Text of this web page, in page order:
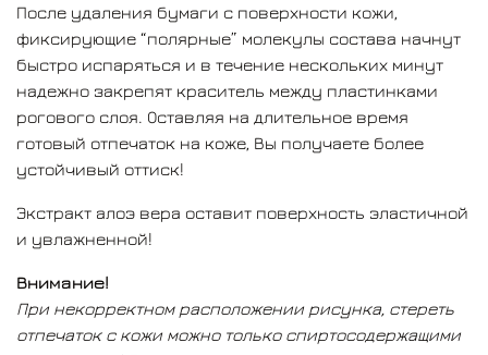
Продукт сертифицирован. Номер декларации о
соответствии:
После удаления бумаги с поверхности кожи,
фиксирующие “полярные” молекулы состава начнут
быстро испаряться и в течение нескольких минут
надежно закрепят краситель между пластинками
рогового слоя. Оставляя на длительное время
готовый отпечаток на коже, Вы получаете более
устойчивый оттиск!
Экстракт алоэ вера оставит поверхность эластичной
и увлажненной!
Внимание!
При некорректном расположении рисунка, стереть
отпечаток с кожи можно только спиртосодержащими